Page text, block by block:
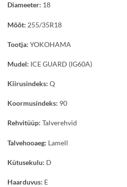
Diameeter: 18
Mõõt: 255/35R18
Tootja: YOKOHAMA
Mudel: ICE GUARD (IG60A)
Kiirusindeks: Q
Koormusindeks: 90
Rehvitüüp: Talverehvid
Talvehooaeg: Lamell
Kütusekulu: D
Haarduvus: E